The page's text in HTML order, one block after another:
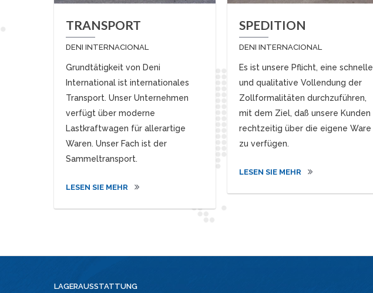
TRANSPORT
DENI INTERNACIONAL
Grundtätigkeit von Deni
International ist internationales
Transport. Unser Unternehmen
verfügt über moderne
Lastkraftwagen für allerartige
Waren. Unser Fach ist der
Sammeltransport.
LESEN SIE MEHR
SPEDITION
DENI INTERNACIONAL
Es ist unsere Pflicht, eine schnelle
und qualitative Vollendung der
Zollformalitäten durchzuführen,
mit dem Ziel, daß unsere Kunden
rechtzeitig über die eigene Ware
zu verfügen.
LESEN SIE MEHR
LAGERAUSSTATTUNG